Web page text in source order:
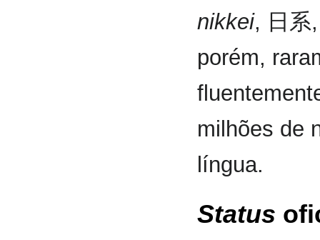
nikkei, 日系
porém,
milhões de
língua.
Status